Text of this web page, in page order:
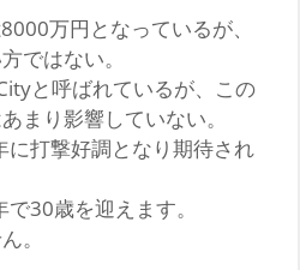
万円となっているが、
ではない。
と呼ばれているが、この
まり影響していない。
打撃好調となり期待され
30歳を迎えます。
。